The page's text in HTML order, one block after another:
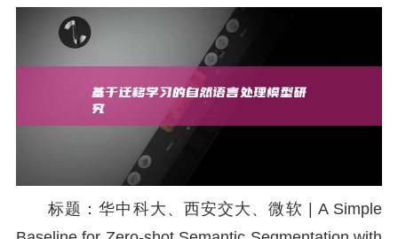
标题：华中科大、西安交大、微软 | A Simple